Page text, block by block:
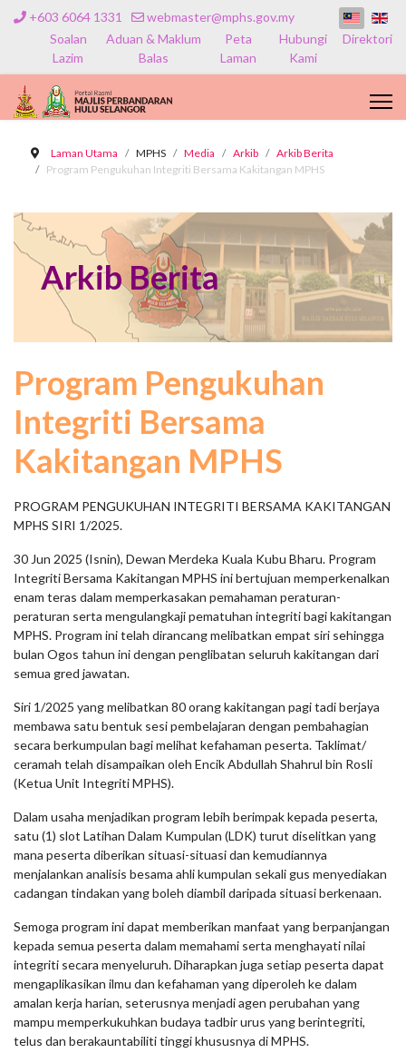
+603 6064 1331
webmaster@mphs.gov.my
Soalan
Lazim
Aduan & Maklum
Balas
Peta
Laman
Hubungi
Kami
Direktori
Laman Utama MPHS Media Arkib
Arkib Berita
Program Pengukuhan Integriti Bersama Kakitangan MPHS
Arkib Berita
Program Pengukuhan
Integriti Bersama
Kakitangan MPHS
PROGRAM PENGUKUHAN INTEGRITI BERSAMA KAKITANGAN
MPHS SIRI 1/2025.
30 Jun 2025 (Isnin), Dewan Merdeka Kuala Kubu Bharu. Program
Integriti Bersama Kakitangan MPHS ini bertujuan memperkenalkan
enam teras dalam memperkasakan pemahaman peraturan-
peraturan serta mengulangkaji pematuhan integriti bagi kakitangan
MPHS. Program ini telah dirancang melibatkan empat siri sehingga
bulan Ogos tahun ini dengan penglibatan seluruh kakitangan dari
semua gred jawatan.
Siri 1/2025 yang melibatkan 80 orang kakitangan pagi tadi berjaya
membawa satu bentuk sesi pembelajaran dengan pembahagian
secara berkumpulan bagi melihat kefahaman peserta. Taklimat/
ceramah telah disampaikan oleh Encik Abdullah Shahrul bin Rosli
(Ketua Unit Integriti MPHS).
Dalam usaha menjadikan program lebih berimpak kepada peserta,
satu (1) slot Latihan Dalam Kumpulan (LDK) turut diselitkan yang
mana peserta diberikan situasi-situasi dan kemudiannya
menjalankan analisis besama ahli kumpulan sekali gus menyediakan
cadangan tindakan yang boleh diambil daripada situasi berkenaan.
Semoga program ini dapat memberikan manfaat yang berpanjangan
kepada semua peserta dalam memahami serta menghayati nilai
integriti secara menyeluruh. Diharapkan juga setiap peserta dapat
mengaplikasikan ilmu dan kefahaman yang diperoleh ke dalam
amalan kerja harian, seterusnya menjadi agen perubahan yang
mampu memperkukuhkan budaya tadbir urus yang berintegriti,
telus dan berakauntabiliti tinggi khususnya di MPHS.